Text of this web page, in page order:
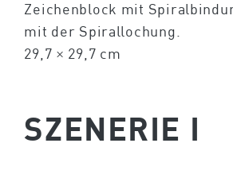
Zeichenblock mit
mit der Spirallochung.
29,7 × 29,7 cm
SZENERIE I